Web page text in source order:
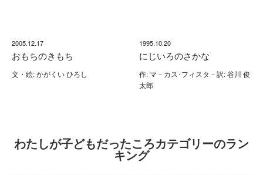
2005.12.17
おもちのきもち
文・絵: かがくい ひろし
1995.10.20
にじいろのさかな
作: マ－カス･フィスタ－訳: 谷川 俊
太郎
わたしが子どもだったころカテゴリーのラン
キング